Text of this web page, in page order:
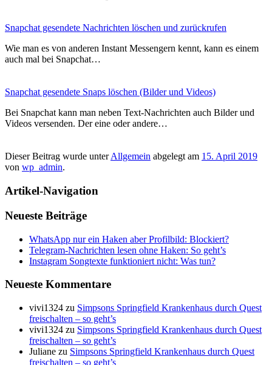
Snapchat gesendete Nachrichten löschen und zurückrufen
Wie man es von anderen Instant Messengern kennt, kann es einem
auch mal bei Snapchat…
Snapchat gesendete Snaps löschen (Bilder und Videos)
Bei Snapchat kann man neben Text-Nachrichten auch Bilder und
Videos versenden. Der eine oder andere…
Dieser Beitrag wurde unterAllgemein abgelegt am 15. April 2019
von wp_admin.
Artikel-Navigation
Neueste Beiträge
WhatsApp nur ein Haken aber Profilbild: Blockiert?
Telegram-Nachrichten lesen ohne Haken: So geht’s
Instagram Songtexte funktioniert nicht: Was tun?
Neueste Kommentare
vivi1324 zu Simpsons Springfield Krankenhaus durch Quest
freischalten – so geht’s
vivi1324 zu Simpsons Springfield Krankenhaus durch Quest
freischalten – so geht’s
Juliane zu Simpsons Springfield Krankenhaus durch Quest
freischalten – so geht’s